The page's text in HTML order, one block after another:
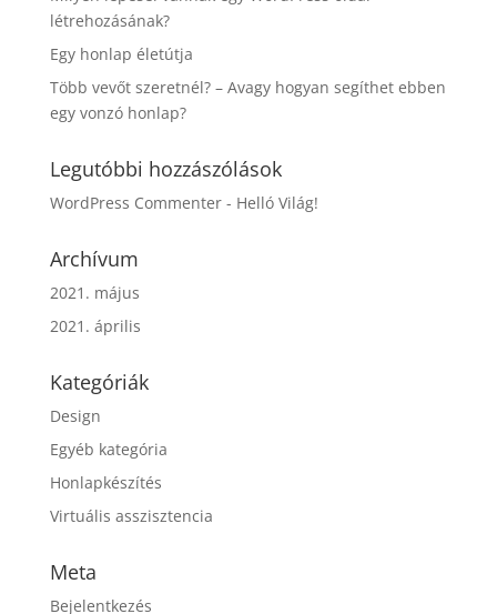
létrehozásának?
Egy honlap életútja
Több vevőt szeretnél? – Avagy hogyan segíthet ebben
egy vonzó honlap?
Legutóbbi hozzászólások
WordPress Commenter- Helló Világ!
Archívum
2021. május
2021. április
Kategóriák
Design
Egyéb kategória
Honlapkészítés
Virtuális asszisztencia
Meta
Bejelentkezés